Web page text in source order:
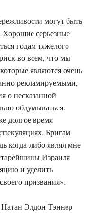
могут быть
Хорошие серьезные
годам тяжелого
во всем, что мы
являются очень
рекламируемыми,
о несказанной
обдумываться.
долгое время
Бригам
когда-либо являл мне
Израиля
и уделить
призвания».
Элдон Тэннер